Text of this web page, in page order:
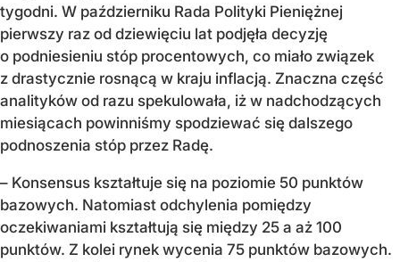
tygodni. W październiku Rada Polityki Pieniężnej
pierwszy raz od dziewięciu lat podjęła decyzję
o podniesieniu stóp procentowych, co miało związek
z drastycznie rosnącą w kraju inflacją. Znaczna część
analityków od razu spekulowała, iż w nadchodzących
miesiącach powinniśmy spodziewać się dalszego
podnoszenia stóp przez Radę.
– Konsensus kształtuje się na poziomie 50 punktów
bazowych. Natomiast odchylenia pomiędzy
oczekiwaniami kształtują się między 25 a aż 100
punktów. Z kolei rynek wycenia 75 punktów bazowych.